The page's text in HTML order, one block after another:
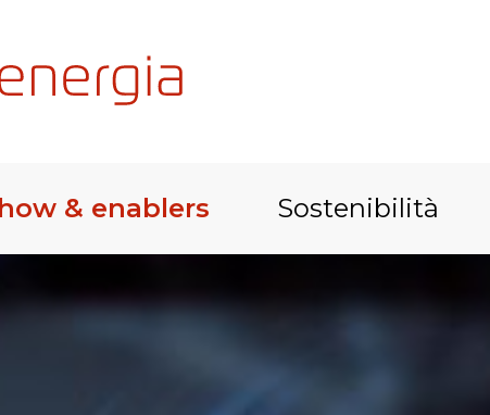
& enablers Sostenibilità